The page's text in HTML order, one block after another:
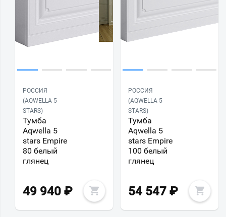
РОССИЯ
(AQWELLA 5
STARS)
Тумба
Aqwella 5
stars Empire
80 белый
глянец
49 940 ₽
РОССИЯ
(AQWELLA 5
STARS)
Тумба
Aqwella 5
stars Empire
100 белый
глянец
54 547 ₽